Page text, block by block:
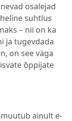
osalejad
suhtlus
– nii on ka
ja tugevdada
on see väga
õppijate
ainult e-